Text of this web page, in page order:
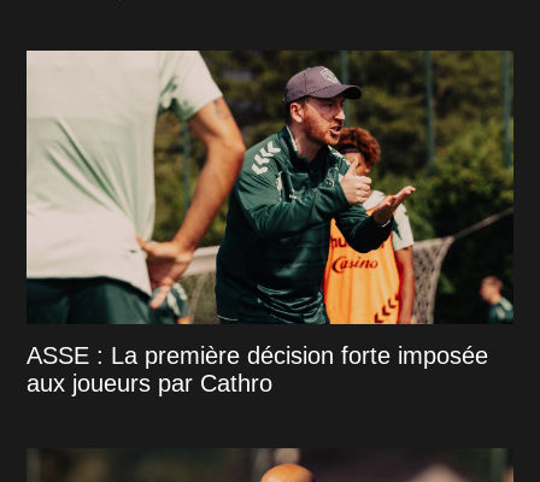
ASSE : La première décision forte imposée
aux joueurs par Cathro